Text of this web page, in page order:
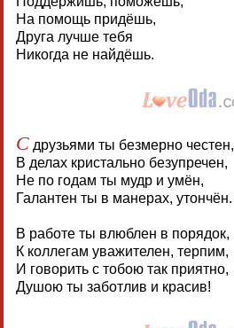
На помощь придёшь,
Друга лучше тебя
Никогда не найдёшь.
Сдрузьями ты безмерно честен,
В делах кристально безупречен,
Не по годам ты мудр и умён,
Галантен ты в манерах, утончён.
В работе ты влюблен в порядок,
К коллегам уважителен, терпим,
И говорить с тобою так приятно,
Душою ты заботлив и красив!